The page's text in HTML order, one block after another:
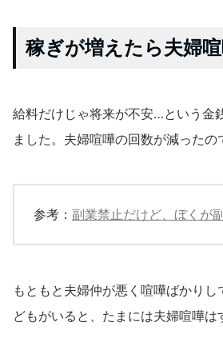
稼ぎが増えたら夫婦
給料だけじゃ将来が不安…という金
ました。夫婦喧嘩の回数が減ったの
参考： 副業禁止だけど、ぼくが
もともと夫婦仲が悪く喧嘩ばかり
どもがいると、たまには夫婦喧嘩